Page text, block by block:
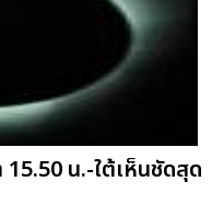
น.-ใต้เห็นชัดสุด